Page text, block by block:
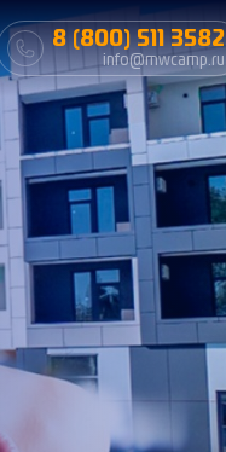
8 (800) 511 3582
info@mwcamp.ru